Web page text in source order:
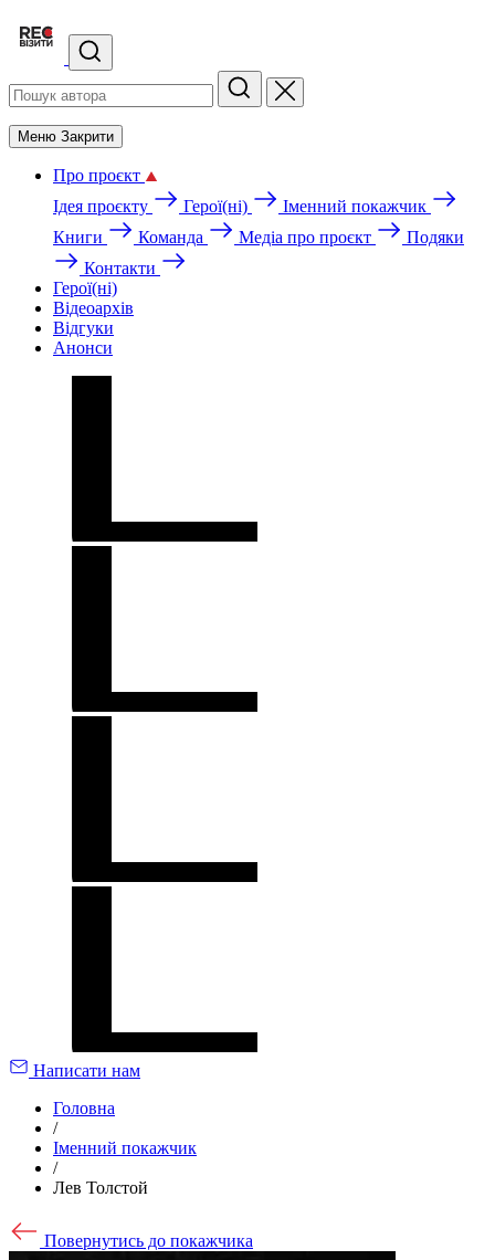
Меню Закрити
Про проєкт
Ідея проєкту
Герої(ні)
Іменний покажчик
Книги
Команда Медіа про проєкт
Подяки
Контакти
Герої(ні)
Відеоархів
Відгуки
Анонси
Написати нам
Головна
/
Іменний покажчик
/
Лев Толстой
Повернутись до покажчика